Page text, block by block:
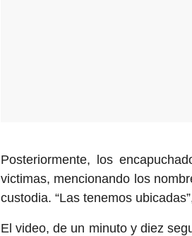
Posteriormente, los
victimas, mencionando los
custodia. “Las tenemos
El video, de un minuto y diez